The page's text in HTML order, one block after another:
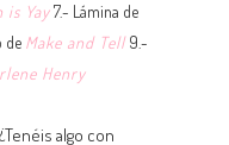
is Yay7.- Lámina de
de Make and Tell9.-
Henry
algo con